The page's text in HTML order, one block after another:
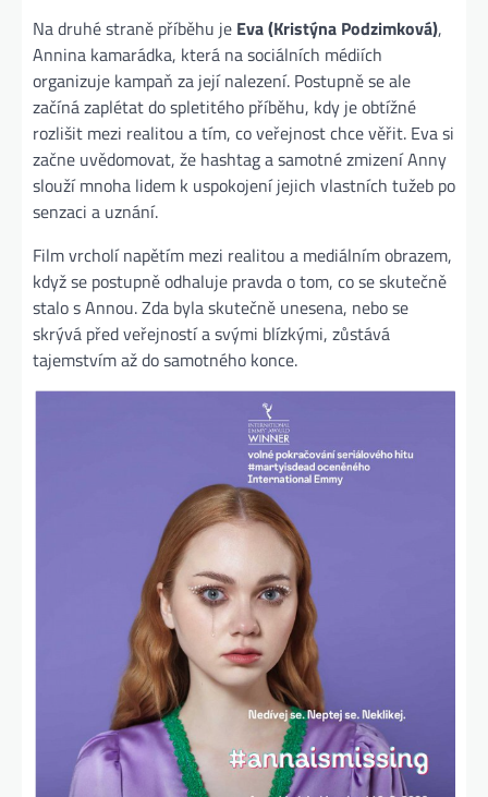
Na druhé straně příběhu je Eva (Kristýna Podzimková),
Annina kamarádka, která na sociálních médiích
organizuje kampaň za její nalezení. Postupně se ale
začíná zaplétat do spletitého příběhu, kdy je obtížné
rozlišit mezi realitou a tím, co veřejnost chce věřit. Eva si
začne uvědomovat, že hashtag a samotné zmizení Anny
slouží mnoha lidem k uspokojení jejich vlastních tužeb po
senzaci a uznání.
Film vrcholí napětím mezi realitou a mediálním obrazem,
když se postupně odhaluje pravda o tom, co se skutečně
stalo s Annou. Zda byla skutečně unesena, nebo se
skrývá před veřejností a svými blízkými, zůstává
tajemstvím až do samotného konce.